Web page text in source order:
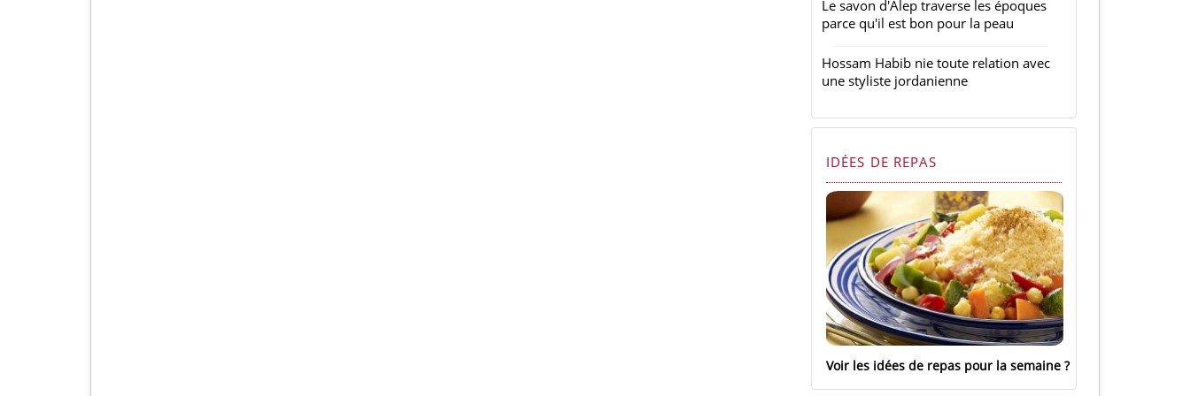
Le savon d'Alep traverse les époques
parce qu'il est bon pour la peau
Hossam Habib nie toute relation avec
une styliste jordanienne
IDÉES DE REPAS
Voir les idées de repas pour la semaine